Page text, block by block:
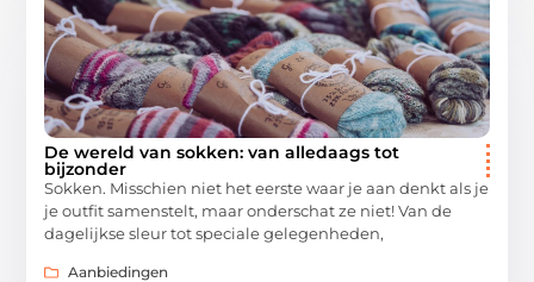
De wereld van sokken: van alledaags tot
bijzonder
Sokken. Misschien niet het eerste waar je aan denkt als je
je outfit samenstelt, maar onderschat ze niet! Van de
dagelijkse sleur tot speciale gelegenheden,
Aanbiedingen